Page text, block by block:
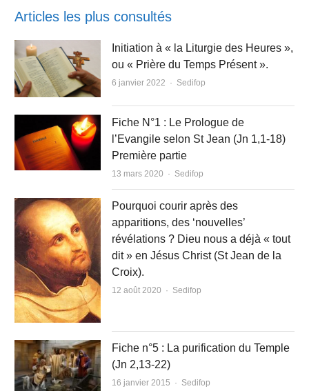
Articles les plus consultés
Initiation à « la Liturgie des Heures »,
ou « Prière du Temps Présent ».
6 janvier 2022 Author
Sedifop
Fiche N°1 : Le Prologue de
l’Evangile selon St Jean (Jn 1,1-18)
Première partie
13 mars 2020 Author
Sedifop
Pourquoi courir après des
apparitions, des ‘nouvelles’
révélations ? Dieu nous a déjà « tout
dit » en Jésus Christ (St Jean de la
Croix).
12 août 2020 Author
Sedifop
Fiche n°5 : La purification du Temple
(Jn 2,13-22)
16 janvier 2015 Author
Sedifop